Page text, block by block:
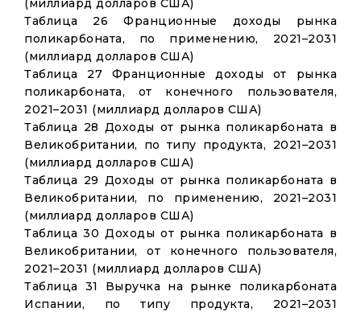
(миллиард долларов США)
Таблица 26 Франционные доходы рынка
поликарбоната, по применению, 2021–2031
(миллиард долларов США)
Таблица 27 Франционные доходы от рынка
поликарбоната, от конечного пользователя,
2021–2031 (миллиард долларов США)
Таблица 28 Доходы от рынка поликарбоната в
Великобритании, по типу продукта, 2021–2031
(миллиард долларов США)
Таблица 29 Доходы от рынка поликарбоната в
Великобритании, по применению, 2021–2031
(миллиард долларов США)
Таблица 30 Доходы от рынка поликарбоната в
Великобритании, от конечного пользователя,
2021–2031 (миллиард долларов США)
Таблица 31 Выручка на рынке поликарбоната
Испании, по типу продукта, 2021–2031